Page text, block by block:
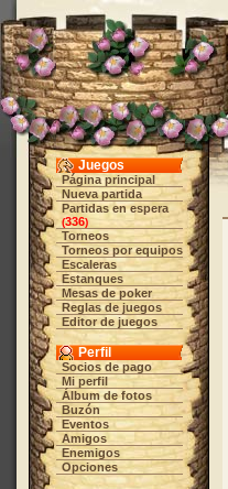
Juegos
Página principal
Nueva partida
Partidas en espera
(336)
Torneos
Torneos por equipos
Escaleras
Estanques
Mesas de poker
Reglas de juegos
Editor de juegos
Perfil
Socios de pago
Mi perfil
Álbum de fotos
Buzón
Eventos
Amigos
Enemigos
Opciones